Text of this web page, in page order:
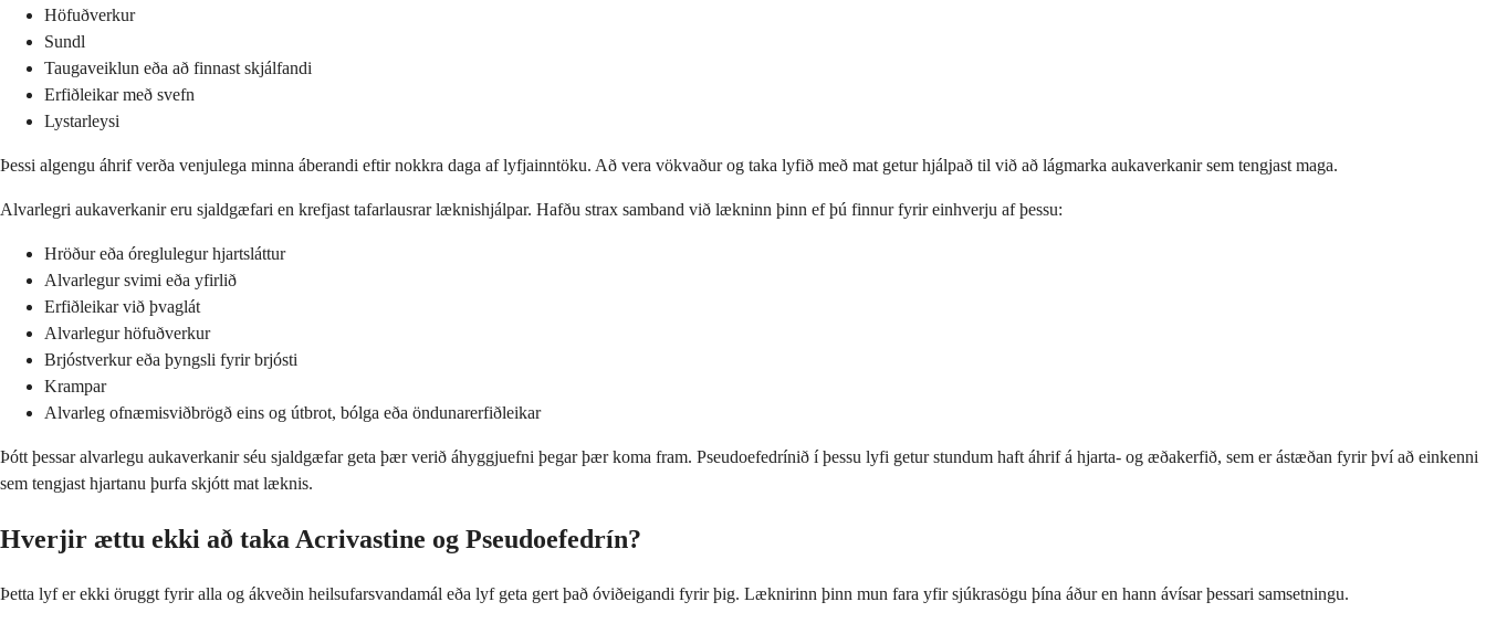
Höfuðverkur
Sundl
Taugaveiklun eða að finnast skjálfandi
Erfiðleikar með svefn
Lystarleysi
Þessi algengu áhrif verða venjulega minna áberandi eftir nokkra daga af lyfjainntöku. Að vera vökvaður og taka lyfið með mat getur hjálpað til við að lágmarka aukaverkanir sem tengjast maga.
Alvarlegri aukaverkanir eru sjaldgæfari en krefjast tafarlausrar læknishjálpar. Hafðu strax samband við lækninn þinn ef þú finnur fyrir einhverju af þessu:
Hröður eða óreglulegur hjartsláttur
Alvarlegur svimi eða yfirlið
Erfiðleikar við þvaglát
Alvarlegur höfuðverkur
Brjóstverkur eða þyngsli fyrir brjósti
Krampar
Alvarleg ofnæmisviðbrögð eins og útbrot, bólga eða öndunarerfiðleikar
Þótt þessar alvarlegu aukaverkanir séu sjaldgæfar geta þær verið áhyggjuefni þegar þær koma fram. Pseudoefedrínið í þessu lyfi getur stundum haft áhrif á hjarta- og æðakerfið, sem er ástæðan fyrir því að einkenni
sem tengjast hjartanu þurfa skjótt mat læknis.
Hverjir ættu ekki að taka Acrivastine og Pseudoefedrín?
Þetta lyf er ekki öruggt fyrir alla og ákveðin heilsufarsvandamál eða lyf geta gert það óviðeigandi fyrir þig. Læknirinn þinn mun fara yfir sjúkrasögu þína áður en hann ávísar þessari samsetningu.